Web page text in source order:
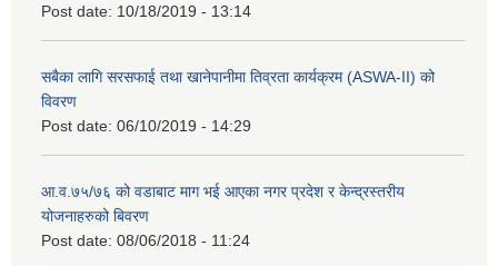
Post date: 10/18/2019 - 13:14
सबैका लागि सरसफाई तथा खानेपानीमा तिव्रता कार्यक्रम (ASWA-II) को
विवरण
Post date: 06/10/2019 - 14:29
आ.व.७५/७६ को वडाबाट माग भई आएका नगर प्रदेश र केन्द्रस्तरीय
योजनाहरुको बिवरण
Post date: 08/06/2018 - 11:24